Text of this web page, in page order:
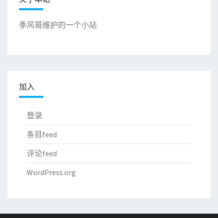
季风哥维护的一个小站
加入
登录
条目feed
评论feed
WordPress.org